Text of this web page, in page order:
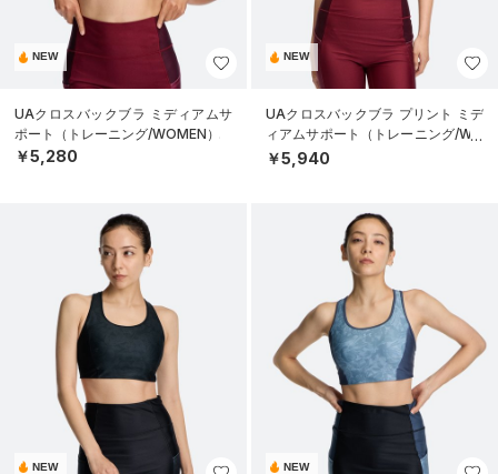
NEW
UAクロスバックブラ ミディアムサ
ポート（トレーニング/WOMEN）
￥5,280
NEW
UAクロスバックブラ プリント ミデ
ィアムサポート（トレーニング/WO
MEN）
￥5,940
NEW NEW